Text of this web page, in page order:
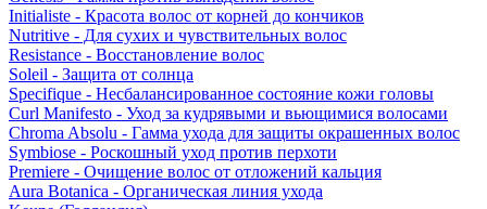
Initialiste - Красота волос от корней до кончиков
Nutritive - Для сухих и чувствительных волос
Resistance - Восстановление волос
Soleil - Защита от солнца
Specifique - Несбалансированное состояние кожи головы
Curl Manifesto - Уход за кудрявыми и вьющимися волосами
Chroma Absolu - Гамма ухода для защиты окрашенных волос
Symbiose - Роскошный уход против перхоти
Premiere - Очищение волос от отложений кальция
Aura Botanica - Органическая линия ухода